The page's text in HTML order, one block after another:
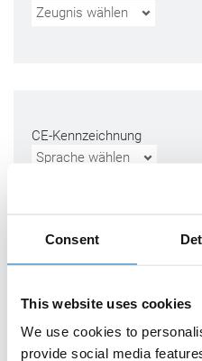
Consent
This website uses cookies
We use cookies to
provide social media
Zeugnis wählen
CE-Kennzeichnung
Sprache wählen
Sprache wählen